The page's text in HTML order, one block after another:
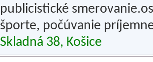
publicistické
športe, počúvanie
Skladná 38, Košice